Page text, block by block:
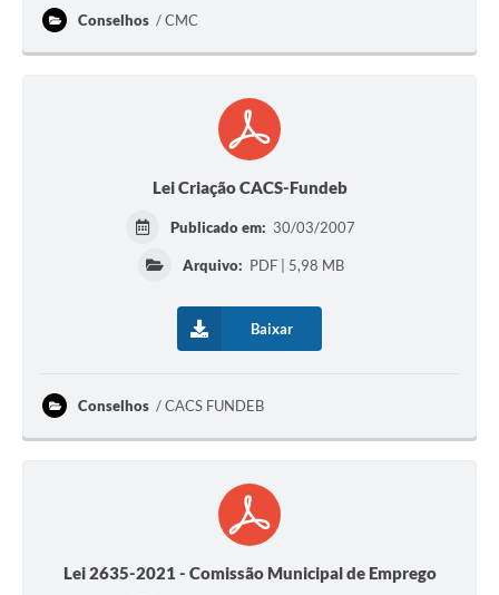
Conselhos CMC
Lei Criação CACS-Fundeb
Publicado em: 30/03/2007
Arquivo: PDF | 5,98 MB
Baixar
Conselhos CACS FUNDEB
Lei 2635-2021 - Comissão Municipal de Emprego